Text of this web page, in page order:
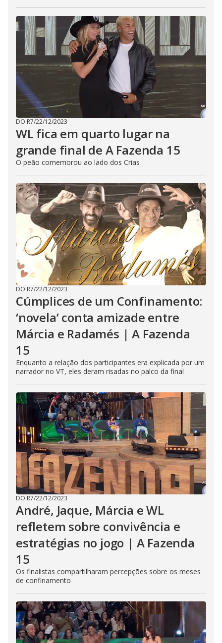
DO R7/22/12/2023
WL fica em quarto lugar na
grande final de A Fazenda 15
O peão comemorou ao lado dos Crias
DO R7/22/12/2023
Cúmplices de um Confinamento:
‘novela’ conta amizade entre
Márcia e Radamés | A Fazenda
15
Enquanto a relação dos participantes era explicada por um
narrador no VT, eles deram risadas no palco da final
DO R7/22/12/2023
André, Jaque, Márcia e WL
refletem sobre convivência e
estratégias no jogo | A Fazenda
15
Os finalistas compartilharam percepções sobre os meses
de confinamento